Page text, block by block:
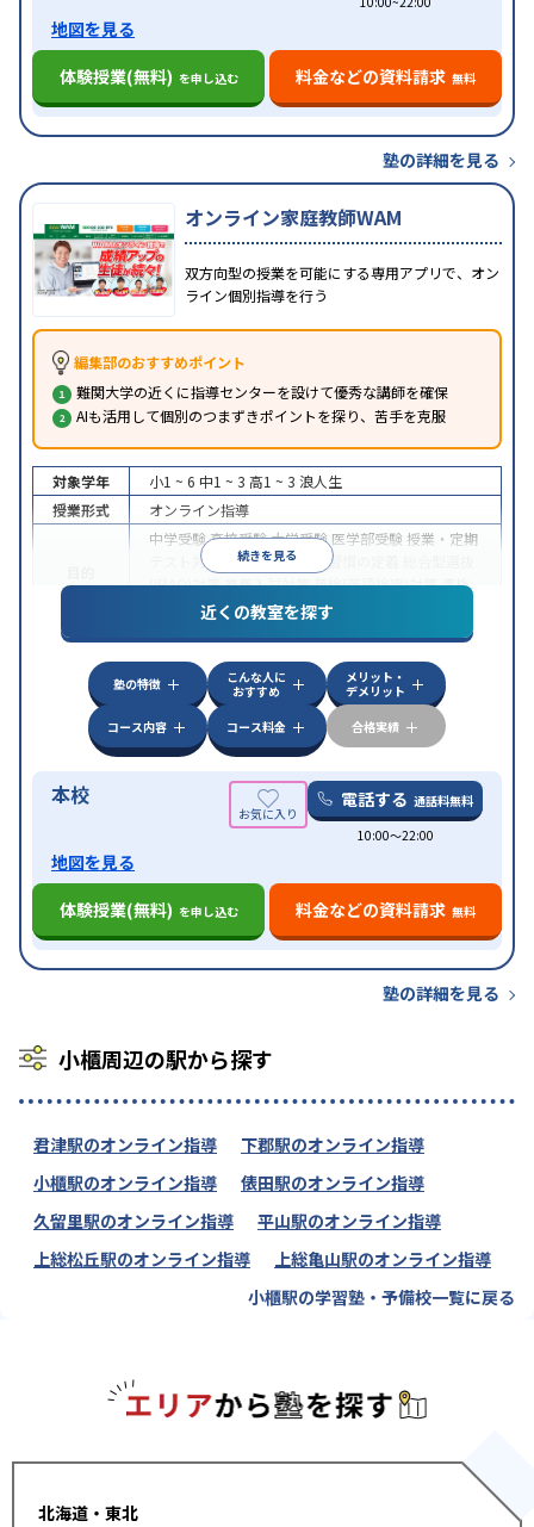
地図を見る
体験授業(無料) を申し込む 料金などの資料請求 無料
塾の詳細を見る
オンライン家庭教師WAM
双方向型の授業を可能にする専用アプリで、オン
ライン個別指導を行う
編集部のおすすめポイント
難関大学の近くに指導センターを設けて優秀な講師を確保
AIも活用して個別のつまずきポイントを探り、苦手を克服
続きを見る
対象学年 小1 ~ 6 中1 ~ 3 高1 ~ 3 浪人生
授業形式
オンライン指導
中学受験高校受験大学受験 医学部受験 授業・定期
テスト対策
内申点対策 学習習慣の定着
(旧AO)対策推薦入試対策英検(英語検定)対策漢検
(漢字検定)対策
中高一貫校生に対応成績保証制度あり授業の振替
可能不登校生に対応学習にPC・タブレットを利用
オンライン対応1科目から受講可能
近くの教室を探す
塾の特徴
こんな人に
おすすめ
メリット・
デメリット
コース内容
コース料金 合格実績
本校 電話する 通話料無料
10:00〜22:00
地図を見る
体験授業(無料) を申し込む 料金などの資料請求 無料
塾の詳細を見る
小櫃周辺の駅から探す
君津駅のオンライン指導
下郡駅のオンライン指導
小櫃駅のオンライン指導
俵田駅のオンライン指導
久留里駅のオンライン指導
平山駅のオンライン指導
上総松丘駅のオンライン指導
上総亀山駅のオンライン指導
小櫃駅の学習塾・予備校一覧に戻る
北海道・東北